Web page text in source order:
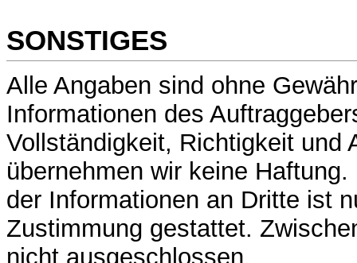
SONSTIGES
Alle Angaben sind ohne
Informationen des
Vollständigkeit, Richtigkeit und
übernehmen wir keine
der Informationen an Dritte ist
Zustimmung gestattet.
nicht ausgeschlossen.